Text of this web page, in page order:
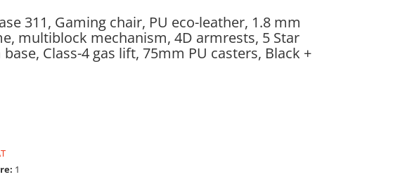
311, Gaming chair, PU eco-leather, 1.8 mm
multiblock mechanism, 4D armrests, 5 Star
Class-4 gas lift, 75mm PU casters, Black +
1